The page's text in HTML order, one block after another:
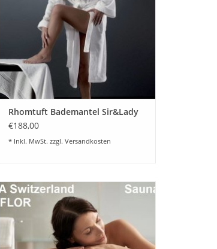
Rhomtuft Bademantel Sir&Lady
€188,00
* Inkl. MwSt. zzgl. Versandkosten
Saunatuch - Liegetuch 80x200 cm
Dreamflor Christian Fischbacher.
Feinstes Dreamflor Frottier hergestellt in
der Schweiz, wunderbar weich und
saugfähig.